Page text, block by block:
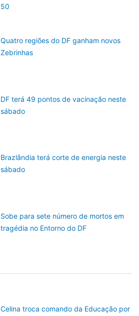
50
Quatro regiões do DF ganham novos
Zebrinhas
DF terá 49 pontos de vacinação neste
sábado
Brazlândia terá corte de energia neste
sábado
Sobe para sete número de mortos em
tragédia no Entorno do DF
Celina troca comando da Educação por